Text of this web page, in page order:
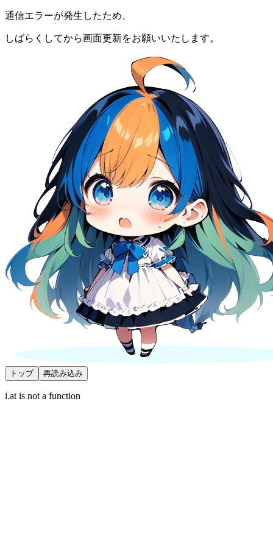
通信エラーが発生したため、
しばらくしてから画面更新をお願いいたします。
トップ 再読み込み
i.at is not a function